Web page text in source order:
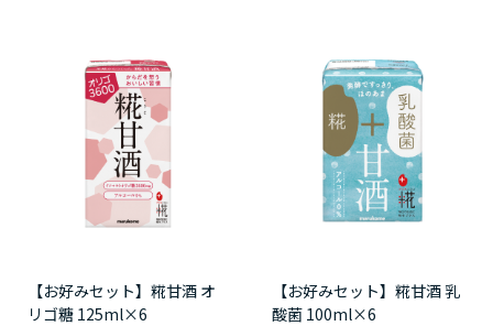
【お好みセット】糀甘酒 オ
リゴ糖 125ml×6
【お好みセット】糀甘酒 乳
酸菌 100ml×6